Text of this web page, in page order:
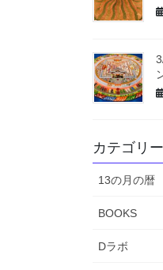
カテゴリー
13の月の暦
BOOKS
Dラボ